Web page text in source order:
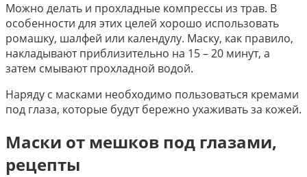
Можно делать и прохладные компрессы из трав. В
особенности для этих целей хорошо использовать
ромашку, шалфей или календулу. Маску, как правило,
накладывают приблизительно на 15 – 20 минут, а
затем смывают прохладной водой.
Наряду с масками необходимо пользоваться кремами
под глаза, которые будут бережно ухаживать за кожей.
Маски от мешков под глазами,
рецепты